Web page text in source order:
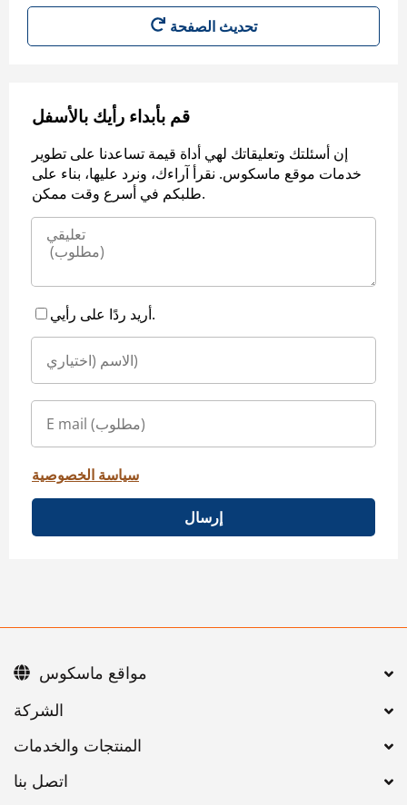
تحديث الصفحة
قم بأبداء رأيك بالأسفل
إن أسئلتك وتعليقاتك لهي أداة قيمة تساعدنا على تطوير
خدمات موقع ماسكوس. نقرأ آراءك، ونرد عليها، بناء على
طلبكم في أسرع وقت ممكن.
أريد ردًا على رأيي.
سياسة الخصوصية
إرسال
اتصل بنا
مواقع ماسكوس